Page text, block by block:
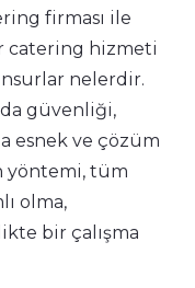
firması ile
catering hizmeti
nelerdir.
güvenliği,
esnek ve çözüm
yöntemi, tüm
olma,
bir çalışma